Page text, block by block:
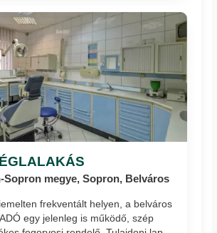
Sopron megye, Sopron, Belváros
frekventált helyen, a belváros
egy jelenleg is működő, szép